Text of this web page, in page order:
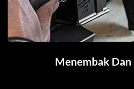
Menembak